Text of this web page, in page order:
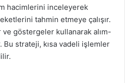
hacimlerini inceleyerek
tahmin etmeye çalışır.
ve göstergeler kullanarak alım-
Bu strateji, kısa vadeli işlemler